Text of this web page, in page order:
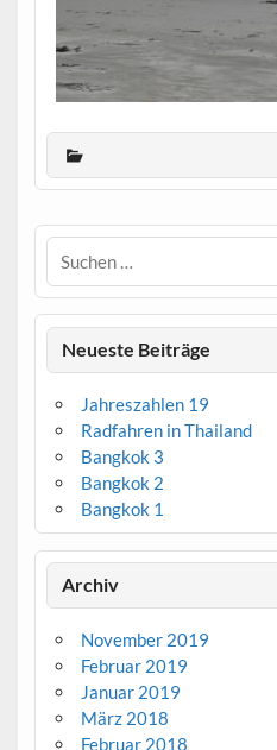
Neueste Beiträge
Jahreszahlen 19
Radfahren in Thailand
Bangkok 3
Bangkok 2
Bangkok 1
Archiv
November 2019
Februar 2019
Januar 2019
März 2018
Februar 2018